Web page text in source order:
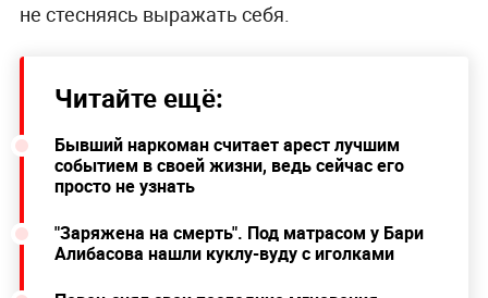
не стесняясь выражать себя.
Читайте ещё:
Бывший наркоман считает арест лучшим
событием в своей жизни, ведь сейчас его
просто не узнать
"Заряжена на смерть". Под матрасом у Бари
Алибасова нашли куклу-вуду с иголками